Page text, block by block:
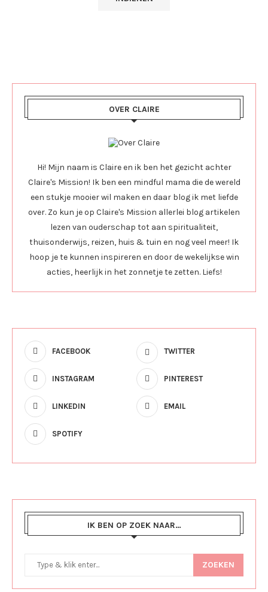
OVER CLAIRE
Hi! Mijn naam is Claire en ik ben het gezicht achter
Claire's Mission! Ik ben een mindful mama die de wereld
een stukje mooier wil maken en daar blog ik met liefde
over. Zo kun je op Claire's Mission allerlei blog artikelen
lezen van ouderschap tot aan spiritualiteit,
thuisonderwijs, reizen, huis & tuin en nog veel meer! Ik
hoop je te kunnen inspireren en door de wekelijkse win
acties, heerlijk in het zonnetje te zetten. Liefs!
FACEBOOK TWITTER
INSTAGRAM PINTEREST
LINKEDIN EMAIL
SPOTIFY
IK BEN OP ZOEK NAAR…
ZOEKEN